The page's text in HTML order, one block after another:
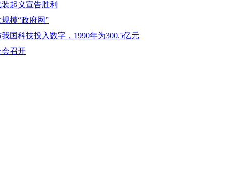
起义宣告胜利
模“政府网”
国科技投入数字，1990年为300.5亿元
会召开